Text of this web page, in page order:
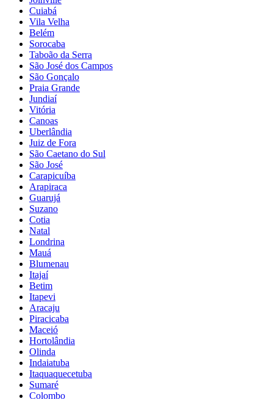
Cuiabá
Vila Velha
Belém
Sorocaba
Taboão da Serra
São José dos Campos
São Gonçalo
Praia Grande
Jundiaí
Vitória
Canoas
Uberlândia
Juiz de Fora
São Caetano do Sul
São José
Carapicuíba
Arapiraca
Guarujá
Suzano
Cotia
Natal
Londrina
Mauá
Blumenau
Itajaí
Betim
Itapevi
Aracaju
Piracicaba
Maceió
Hortolândia
Olinda
Indaiatuba
Itaquaquecetuba
Sumaré
Colombo